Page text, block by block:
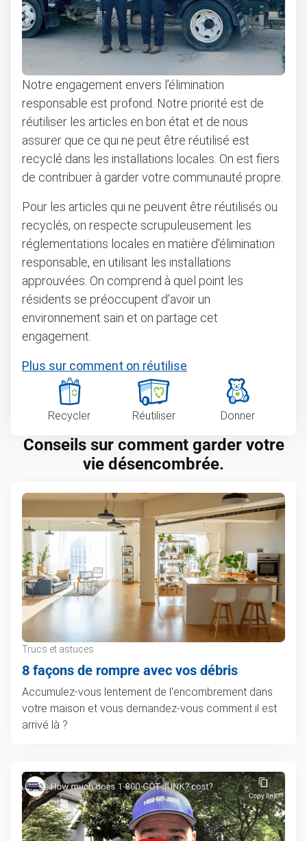
Notre engagement envers l’élimination
responsable est profond. Notre priorité est de
réutiliser les articles en bon état et de nous
assurer que ce qui ne peut être réutilisé est
recyclé dans les installations locales. On est fiers
de contribuer à garder votre communauté propre.
Pour les articles qui ne peuvent être réutilisés ou
recyclés, on respecte scrupuleusement les
réglementations locales en matière d’élimination
responsable, en utilisant les installations
approuvées. On comprend à quel point les
résidents se préoccupent d’avoir un
environnement sain et on partage cet
engagement.
Plus sur comment on réutilise
Recycler Réutiliser Donner
Conseils sur comment garder votre
vie désencombrée.
Trucs et astuces
8 façons de rompre avec vos débris
Accumulez-vous lentement de l'encombrement dans
votre maison et vous demandez-vous comment il est
arrivé là ?